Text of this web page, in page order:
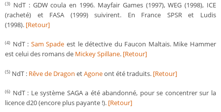
(3) NdT : GDW coula en 1996. Mayfair Games (1997), WEG (1998), ICE
(racheté) et FASA (1999) suivirent. En France SPSR et Ludis
(1998). [Retour]
(4) NdT : Sam Spade est le détective du Faucon Maltais. Mike Hammer
est celui des romans de Mickey Spillane. [Retour]
(5) NdT : Rêve de Dragon etAgoneont été traduits. [Retour]
(6) NdT : Le système SAGA a été abandonné, pour se concentrer sur la
licence d20 (encore plus payante !). [Retour]